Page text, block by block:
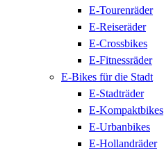
E-Tourenräder
E-Reiseräder
E-Crossbikes
E-Fitnessräder
E-Bikes für die Stadt
E-Stadträder
E-Kompaktbikes
E-Urbanbikes
E-Hollandräder